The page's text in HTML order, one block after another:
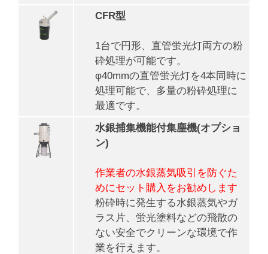
CFR型
1台で円形、直管蛍光灯両方の粉
砕処理が可能です。
φ40mmの直管蛍光灯を4本同時に
処理可能で、多量の粉砕処理に
最適です。
水銀捕集機能付集塵機(オプショ
ン)
作業者の水銀蒸気吸引を防ぐた
めにセット購入をお勧めします
粉砕時に発生する水銀蒸気やガ
ラス片、蛍光塗料などの飛散の
ない安全でクリーンな環境で作
業を行えます。